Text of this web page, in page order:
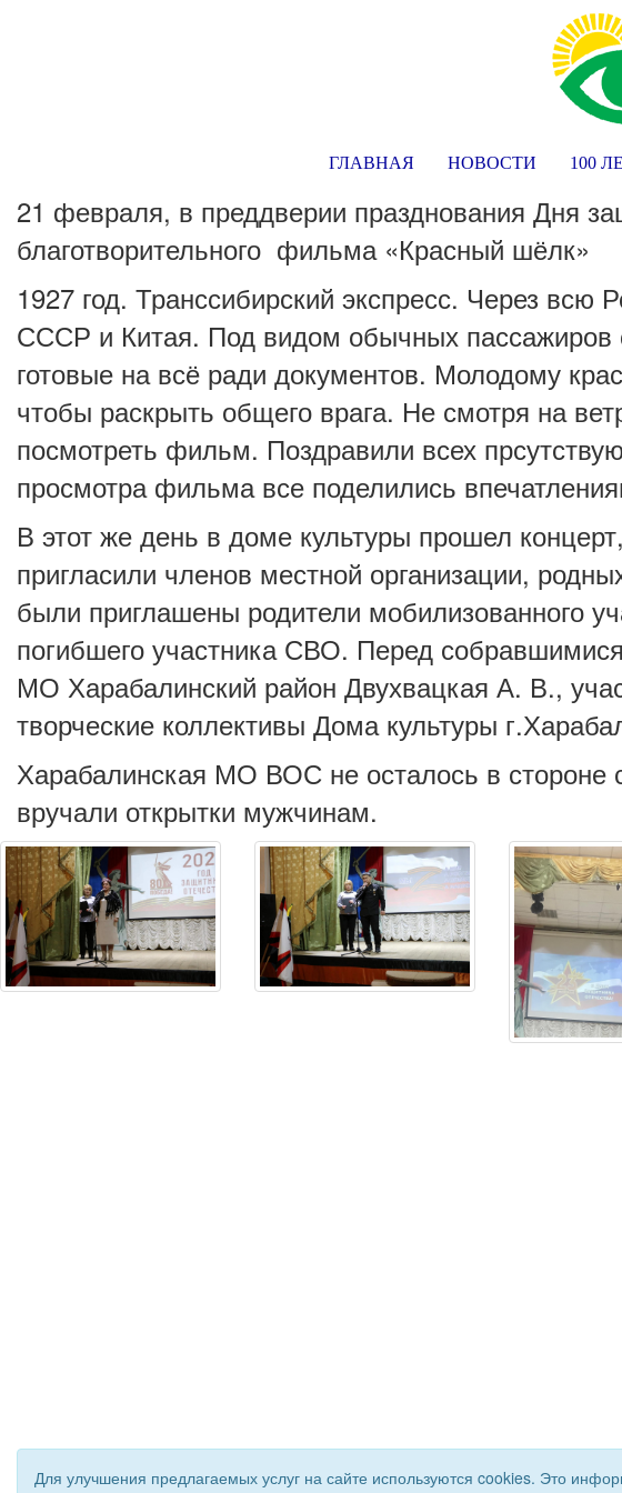
ГЛАВНАЯ НОВОСТИ 100
21 февраля, в преддверии празднования Дня
благотворительного фильма «Красный шёлк»
1927 год. Транссибирский экспресс. Через
СССР и Китая. Под видом обычных пассажиров
готовые на всё ради документов. Молодому
чтобы раскрыть общего врага. Не смотря на
посмотреть фильм. Поздравили всех
просмотра фильма все поделились
В этот же день в доме культуры прошел
пригласили членов местной организации,
были приглашены родители
погибшего участника СВО. Перед
МО Харабалинский район Двухвацкая А. В.,
творческие коллективы Дома культуры
Харабалинская МО ВОС не осталось в стороне
вручали открытки мужчинам.
Для улучшения предлагаемых услуг на сайте используются cookies. Это